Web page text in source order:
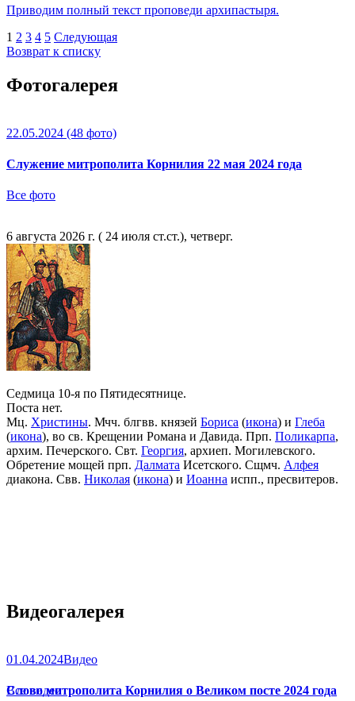
Приводим полный текст проповеди архипастыря.
1 2 3 4 5 Следующая
Возврат к списку
Фотогалерея
22.05.2024 (48 фото)
Служение митрополита Корнилия 22 мая 2024 года
Все фото
6 августа 2026 г. ( 24 июля ст.ст.), четверг.
Седмица 10-я по Пятидесятнице.
Поста нет.
Мц. Христины. Мчч. блгвв. князей Бориса (икона) и Глеба
(икона), во св. Крещении Романа и Давида. Прп. Поликарпа,
архим. Печерского. Свт. Георгия, архиеп. Могилевского.
Обретение мощей прп. Далмата Исетского. Сщмч. Алфея
диакона. Свв. Николая (икона) и Иоанна испп., пресвитеров.
Видеогалерея
01.04.2024Видео
Слово митрополита Корнилия о Великом посте 2024 года
Все видео